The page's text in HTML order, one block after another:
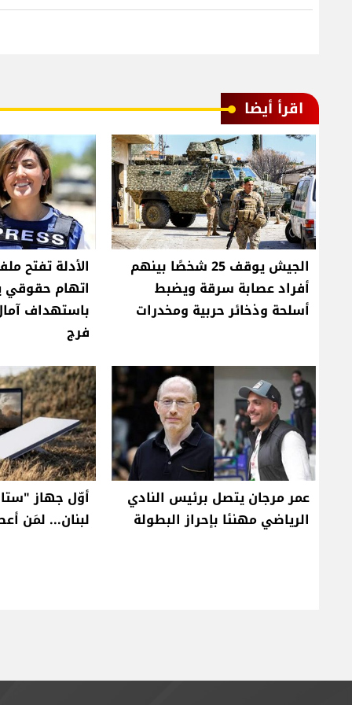
اقرأ أيضا
الجيش يوقف 25 شخصًا بينهم
أفراد عصابة سرقة ويضبط
أسلحة وذخائر حربية ومخدرات
الأدلة تفتح
اتهام حقوقي
باستهداف
فرج
عمر مرجان يتصل برئيس النادي
الرياضي مهنئا بإحراز البطولة
أوّل جهاز
لبنان... لمَن